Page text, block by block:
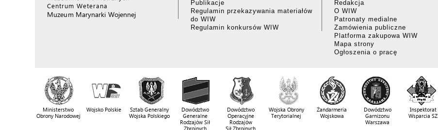
Centrum Weterana
Muzeum Marynarki Wojennej
Publikacje
Regulamin przekazywania materiałów
do WIW
Regulamin konkursów WIW
Redakcja
O WIW
Patronaty medialne
Zamówienia publiczne
Platforma zakupowa WIW
Mapa strony
Ogłoszenia o pracę
Ministerstwo
Obrony Narodowej
Wojsko Polskie
Sztab Generalny
Wojska Polskiego
Dowództwo
Generalne
Rodzajów Sił
Zbrojnych
Dowództwo
Operacyjne
Rodzajów
Sił Zbrojnych
Wojska Obrony
Terytorialnej
Żandarmeria
Wojskowa
Dowództwo
Garnizonu
Warszawa
Inspektorat
Wsparcia SZ